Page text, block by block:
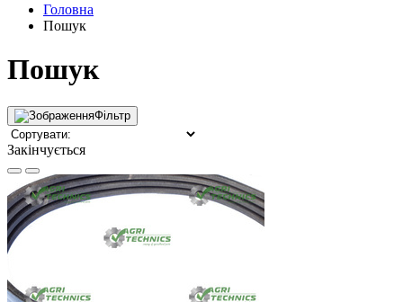
Головна
Пошук
Пошук
Фільтр
Закінчується